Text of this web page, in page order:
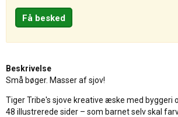
Beskrivelse
Små bøger. Masser af sjov!
Tiger Tribe's sjove kreative æske med byggeri
48 illustrerede sider – som barnet selv skal